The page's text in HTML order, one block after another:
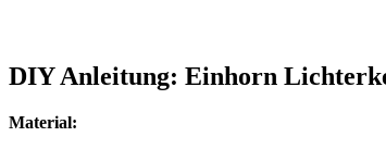
DIY Anleitung: Einhorn
Material: